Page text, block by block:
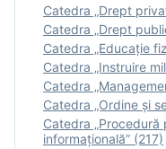
Catedra „Drept
Catedra „Drept
Catedra „Educație
Catedra „Instruire
Catedra
Catedra „Ordine și
Catedra
informațională” (217)